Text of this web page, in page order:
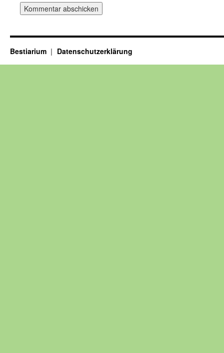
Bestiarium Datenschutzerklärung